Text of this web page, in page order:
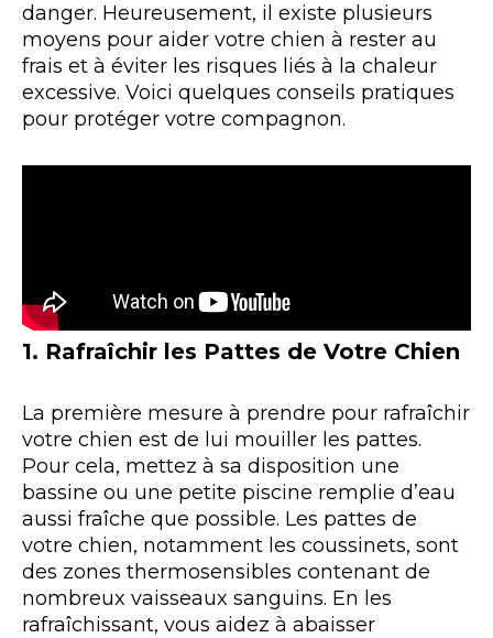
danger. Heureusement, il existe plusieurs
moyens pour aider votre chien à rester au
frais et à éviter les risques liés à la chaleur
excessive. Voici quelques conseils pratiques
pour protéger votre compagnon.
1. Rafraîchir les Pattes de Votre Chien
La première mesure à prendre pour rafraîchir
votre chien est de lui mouiller les pattes.
Pour cela, mettez à sa disposition une
bassine ou une petite piscine remplie d’eau
aussi fraîche que possible. Les pattes de
votre chien, notamment les coussinets, sont
des zones thermosensibles contenant de
nombreux vaisseaux sanguins. En les
rafraîchissant, vous aidez à abaisser